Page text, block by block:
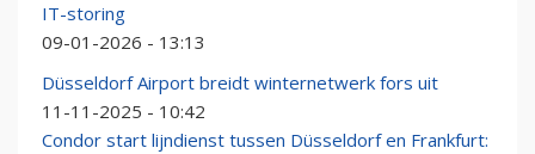
IT-storing
09-01-2026 - 13:13
Düsseldorf Airport breidt winternetwerk fors uit
11-11-2025 - 10:42
Condor start lijndienst tussen Düsseldorf en Frankfurt: